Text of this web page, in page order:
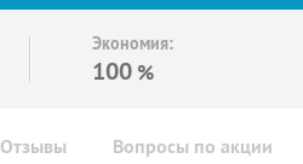
Экономия:
100 %
Отзывы Вопросы по акции